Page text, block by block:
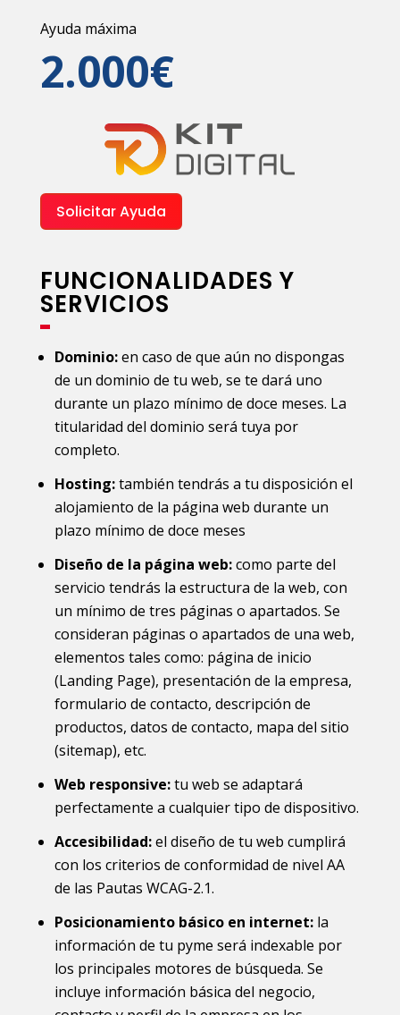
Ayuda máxima
2.000€
Solicitar Ayuda
FUNCIONALIDADES Y
SERVICIOS
Dominio:en caso de que aún no dispongas
de un dominio de tu web, se te dará uno
durante un plazo mínimo de doce meses. La
titularidad del dominio será tuya por
completo.
Hosting:también tendrás a tu disposición el
alojamiento de la página web durante un
plazo mínimo de doce meses
Diseño de la página web:como parte del
servicio tendrás la estructura de la web, con
un mínimo de tres páginas o apartados. Se
consideran páginas o apartados de una web,
elementos tales como: página de inicio
(Landing Page), presentación de la empresa,
formulario de contacto, descripción de
productos, datos de contacto, mapa del sitio
(sitemap), etc.
Web responsive:tu web se adaptará
perfectamente a cualquier tipo de dispositivo.
Accesibilidad:el diseño de tu web cumplirá
con los criterios de conformidad de nivel AA
de las Pautas WCAG-2.1.
Posicionamiento básico en internet:la
información de tu pyme será indexable por
los principales motores de búsqueda. Se
incluye información básica del negocio,